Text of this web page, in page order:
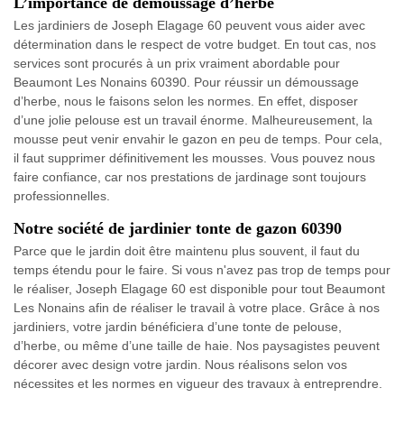
Les jardiniers de Joseph Elagage 60 peuvent vous aider avec
détermination dans le respect de votre budget. En tout cas, nos
services sont procurés à un prix vraiment abordable pour
Beaumont Les Nonains 60390. Pour réussir un démoussage
d’herbe, nous le faisons selon les normes. En effet, disposer
d’une jolie pelouse est un travail énorme. Malheureusement, la
mousse peut venir envahir le gazon en peu de temps. Pour cela,
il faut supprimer définitivement les mousses. Vous pouvez nous
faire confiance, car nos prestations de jardinage sont toujours
professionnelles.
Notre société de jardinier tonte de gazon 60390
Parce que le jardin doit être maintenu plus souvent, il faut du
temps étendu pour le faire. Si vous n'avez pas trop de temps pour
le réaliser, Joseph Elagage 60 est disponible pour tout Beaumont
Les Nonains afin de réaliser le travail à votre place. Grâce à nos
jardiniers, votre jardin bénéficiera d’une tonte de pelouse,
d’herbe, ou même d’une taille de haie. Nos paysagistes peuvent
décorer avec design votre jardin. Nous réalisons selon vos
nécessites et les normes en vigueur des travaux à entreprendre.